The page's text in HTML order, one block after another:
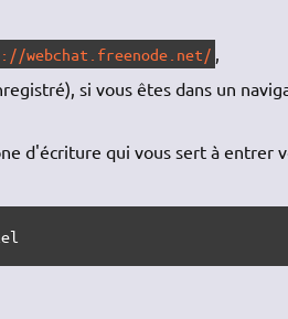
webchat.freenode.net/
si vous êtes dans un
d'écriture qui vous sert à entrer